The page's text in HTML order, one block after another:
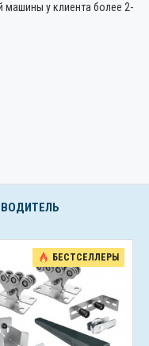
машины у клиента более 2-
БЕСТСЕЛЛЕРЫ